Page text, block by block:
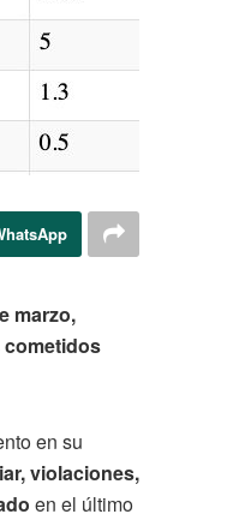
marzo,
en su
violaciones,
en el último